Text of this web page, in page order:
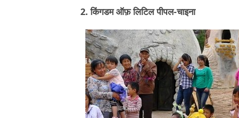
2. किंगडम ऑफ़ लिटिल पीपल-चाइना